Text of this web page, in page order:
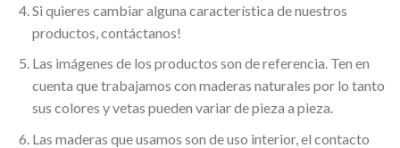
Si quieres cambiar alguna característica de nuestros
productos, contáctanos!
Las imágenes de los productos son de referencia. Ten en
cuenta que trabajamos con maderas naturales por lo tanto
sus colores y vetas pueden variar de pieza a pieza.
Las maderas que usamos son de uso interior, el contacto